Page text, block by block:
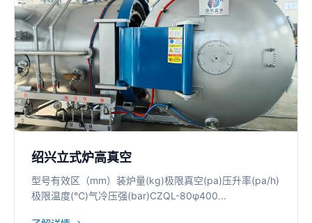
绍兴立式炉高真空
型号有效区（mm）装炉量(kg)极限真空(pa)压升率(pa/h)
极限温度(℃)气冷压强(bar)CZQL-80φ400...